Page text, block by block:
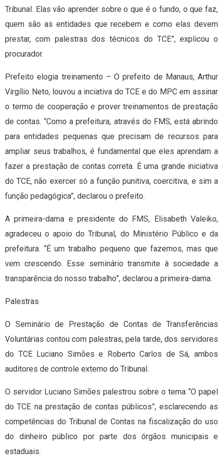
Tribunal. Elas vão aprender sobre o que é o fundo, o que faz,
quem são as entidades que recebem e como elas devem
prestar, com palestras dos técnicos do TCE”, explicou o
procurador.
Prefeito elogia treinamento – O prefeito de Manaus, Arthur
Virgílio Neto, louvou a inciativa do TCE e do MPC em assinar
o termo de cooperação e prover treinamentos de prestação
de contas. “Como a prefeitura, através do FMS, está abrindo
para entidades pequenas que precisam de recursos para
ampliar seus trabalhos, é fundamental que eles aprendam a
fazer a prestação de contas correta. É uma grande iniciativa
do TCE, não exercer só a função punitiva, coercitiva, e sim a
função pedagógica”, declarou o prefeito.
A primeira-dama e presidente do FMS, Elisabeth Valeiko,
agradeceu o apoio do Tribunal, do Ministério Público e da
prefeitura. “É um trabalho pequeno que fazemos, mas que
vem crescendo. Esse seminário transmite à sociedade a
transparência do nosso trabalho”, declarou a primeira-dama.
Palestras
O Seminário de Prestação de Contas de Transferências
Voluntárias contou com palestras, pela tarde, dos servidores
do TCE Luciano Simões e Roberto Carlos de Sá, ambos
auditores de controle externo do Tribunal.
O servidor Luciano Simões palestrou sobre o tema “O papel
do TCE na prestação de contas públicos”, esclarecendo as
competências do Tribunal de Contas na fiscalização do uso
do dinheiro público por parte dos órgãos municipais e
estaduais.